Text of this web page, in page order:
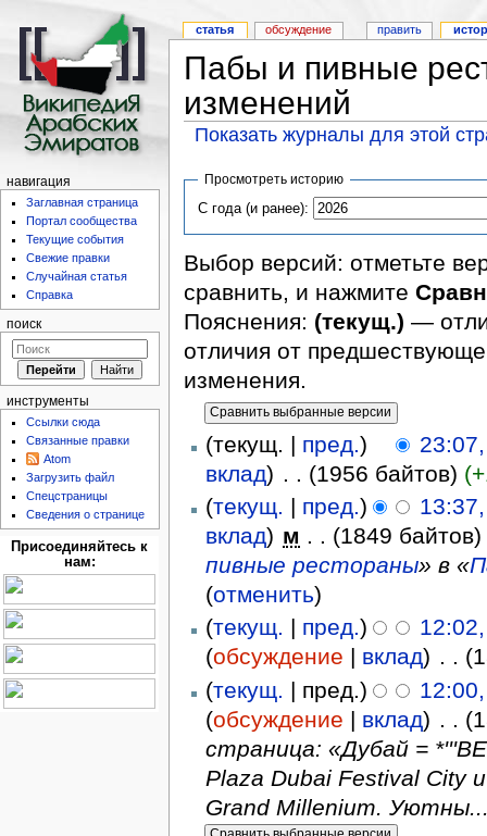
Пабы и пивные
изменений
Показать журналы для этой
Просмотреть историю
С года (и ранее):
Выбор версий: отметьте
сравнить, и нажмите
Пояснения: (текущ.) —
отличия от
изменения.
(текущ. | пред.)
вклад) . . (1956 байтов)
(текущ. | пред.)
вклад) м . . (1849 байтов)
пивные рестораны» в «
(отменить)
(текущ. | пред.)
(обсуждение | вклад) . .
(текущ. | пред.)
(обсуждение | вклад)
страница: «Дубай =
Plaza Dubai Festival City
Grand Millenium.
статья обсуждение править
навигация
Заглавная страница
Портал сообщества
Текущие события
Свежие правки
Случайная статья
Справка
поиск
инструменты
Ссылки сюда
Связанные правки
Atom
Загрузить файл
Спецстраницы
Сведения о странице
Присоединяйтесь к
нам: